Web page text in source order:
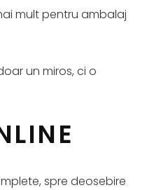
mult pentru ambalaj
un miros, ci o
spre deosebire